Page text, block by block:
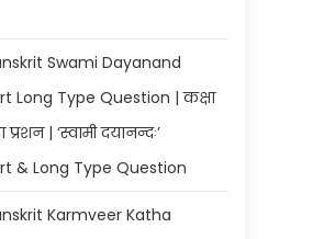
Swami Dayanand
Long Type Question | कक्षा
| ‘स्वामी दयानन्दः’
& Long Type Question
Karmveer Katha